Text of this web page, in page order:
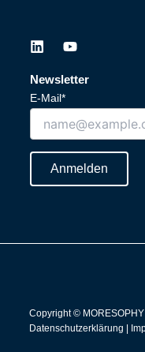
L
n
k
e
Y
u
t
e
Newsletter
E-Mail*
Anmelden
Copyright © MORESOPHY
Datenschutzerklärung